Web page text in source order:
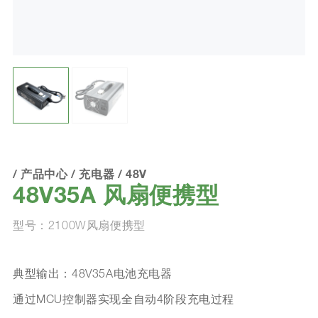
/产品中心/充电器 / 48V
48V35A 风扇便携型
型号：2100W风扇便携型
典型输出：48V35A电池充电器
通过MCU控制器实现全自动4阶段充电过程